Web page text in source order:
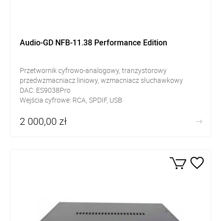
Audio-GD NFB-11.38 Performance Edition
Przetwornik cyfrowo-analogowy, tranzystorowy
przedwzmacniacz liniowy, wzmacniacz słuchawkowy
DAC: ES9038Pro
Wejścia cyfrowe: RCA, SPDIF, USB
2 000,00 zł